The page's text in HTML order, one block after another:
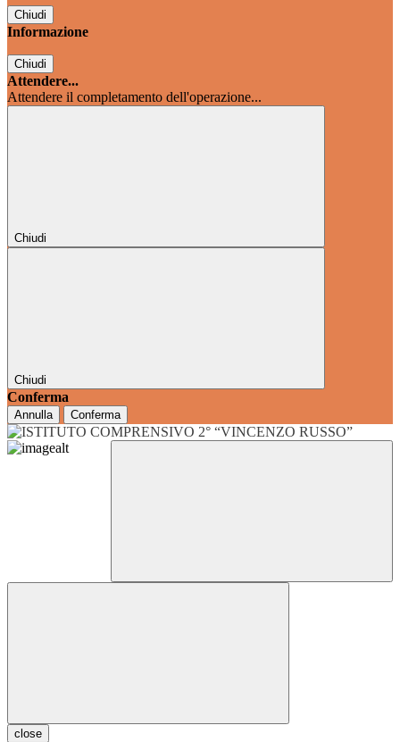
Chiudi
Informazione
Chiudi
Attendere...
Attendere il completamento dell'operazione...
Chiudi
Chiudi
Conferma
Annulla Conferma
close